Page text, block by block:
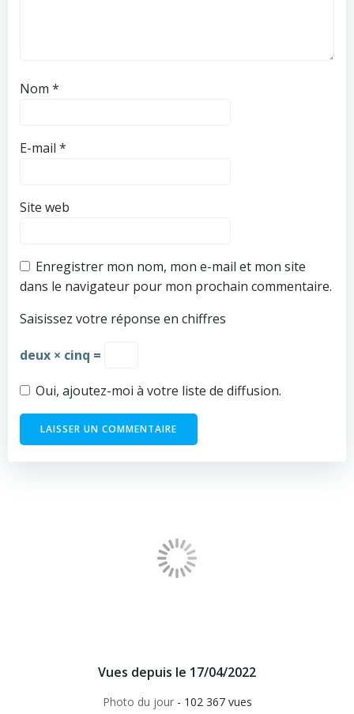
Nom *
E-mail *
Site web
Enregistrer mon nom, mon e-mail et mon site
dans le navigateur pour mon prochain commentaire.
Saisissez votre réponse en chiffres
deux × cinq =
Oui, ajoutez-moi à votre liste de diffusion.
Vues depuis le 17/04/2022
Photo du jour- 102 367 vues